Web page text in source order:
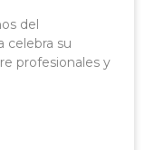
del
celebra su
profesionales y